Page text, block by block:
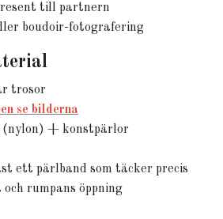
till partnern
boudoir-fotografering
trosor
se bilderna
(nylon) + konstpärlor
ett pärlband som täcker precis
rumpans öppning